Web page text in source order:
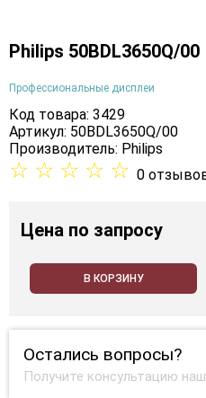
Philips 50BDL3650Q/00
Профессиональные дисплеи
Код товара: 3429
Артикул: 50BDL3650Q/00
Производитель: Philips
☆ ☆ ☆ ☆ ☆ 0
Цена по запросу
В КОРЗИНУ
Остались вопросы?
Получите консультацию